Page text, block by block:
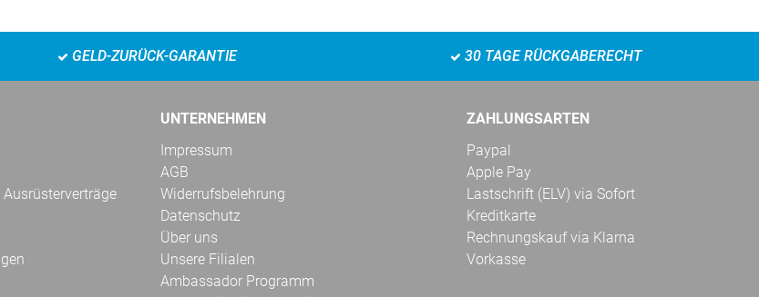
GELD-ZURÜCK-GARANTIE 30 TAGE RÜCKGABERECHT
UNTERNEHMEN
Impressum
AGB
Widerrufsbelehrung
Datenschutz
Über uns
Unsere Filialen
Ambassador Programm
ZAHLUNGSARTEN
Paypal
Apple Pay
Lastschrift (ELV) via Sofort
Kreditkarte
Rechnungskauf via Klarna
Vorkasse